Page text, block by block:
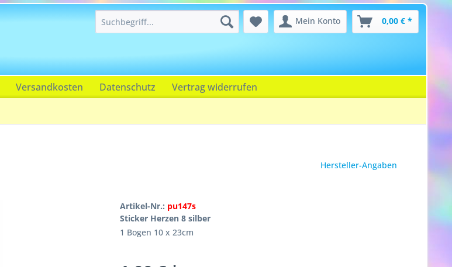
Mein Konto 0,00 € *
Versandkosten Datenschutz Vertrag widerrufen
Hersteller-Angaben
Artikel-Nr.: pu147s
Sticker Herzen 8 silber
1 Bogen 10 x 23cm